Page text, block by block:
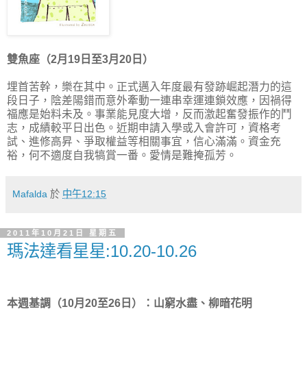
雙魚座（2月19日至3月20日）
埋首苦幹，樂在其中。正式邁入年度最有發跡崛起潛力的這
段日子，陰差陽錯而意外牽動一連串幸運連鎖效應，因禍得
福應是始料未及。事業能見度大增，反而激起奮發振作的鬥
志，成績較平日出色。近期申請入學或入會許可，資格考
試、進修高昇、爭取權益等相關事宜，信心滿滿。資金充
裕，何不適度自我犒賞一番。愛情是難掩孤芳。
Mafalda 於 中午12:15
2011年10月21日 星期五
瑪法達看星星:10.20-10.26
本週基調（10月20至26日）：山窮水盡、柳暗花明